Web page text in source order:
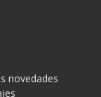
novedades